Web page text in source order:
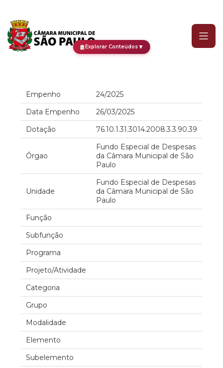
Explorar Conteúdos▼
Empenho
24/2025
Data Empenho
26/03/2025
Dotação
76.10.1.31.3014.2008.3.3.90.39
Órgao
Fundo Especial de Despesas
da Câmara Municipal de São
Paulo
Unidade
Fundo Especial de Despesas
da Câmara Municipal de São
Paulo
Função
Subfunção
Programa
Projeto/Atividade
Categoria
Grupo
Modalidade
Elemento
Subelemento